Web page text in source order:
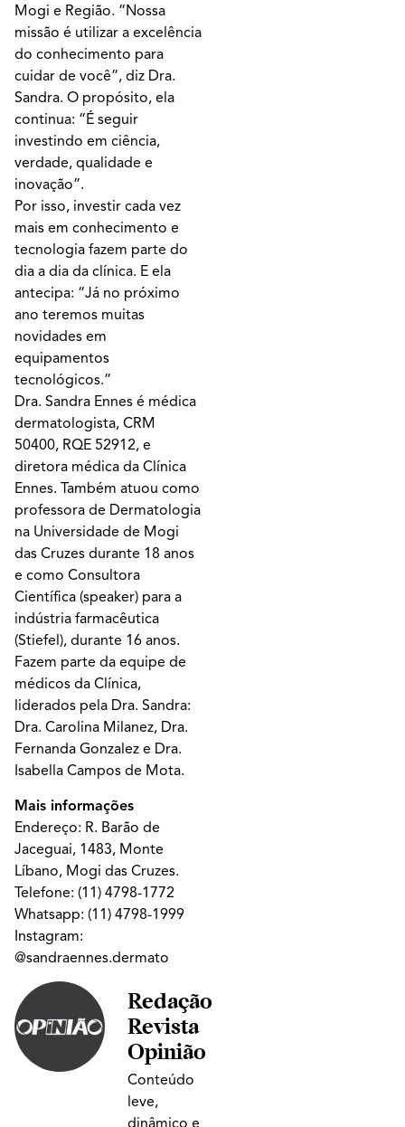
Mogi e Região. “Nossa
missão é utilizar a excelência
do conhecimento para
cuidar de você”, diz Dra.
Sandra. O propósito, ela
continua: “É seguir
investindo em ciência,
verdade, qualidade e
inovação”.
Por isso, investir cada vez
mais em conhecimento e
tecnologia fazem parte do
dia a dia da clínica. E ela
antecipa: “Já no próximo
ano teremos muitas
novidades em
equipamentos
tecnológicos.”
Dra. Sandra Ennes é médica
dermatologista, CRM
50400, RQE 52912, e
diretora médica da Clínica
Ennes. Também atuou como
professora de Dermatologia
na Universidade de Mogi
das Cruzes durante 18 anos
e como Consultora
Científica (speaker) para a
indústria farmacêutica
(Stiefel), durante 16 anos.
Fazem parte da equipe de
médicos da Clínica,
liderados pela Dra. Sandra:
Dra. Carolina Milanez, Dra.
Fernanda Gonzalez e Dra.
Isabella Campos de Mota.
Mais informações
Endereço: R. Barão de
Jaceguai, 1483, Monte
Líbano, Mogi das Cruzes.
Telefone: (11) 4798-1772
Whatsapp: (11) 4798-1999
Instagram:
@sandraennes.dermato
Redação
Revista
Opinião
Conteúdo
leve,